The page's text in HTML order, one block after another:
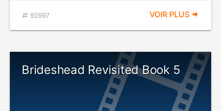
92997 VOIR PLUS
Brideshead Revisited Book 5